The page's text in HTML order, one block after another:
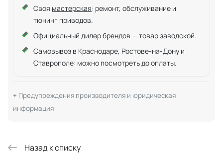
Своя мастерская: ремонт, обслуживание и
тюнинг приводов.
Официальный дилер брендов — товар заводской.
Самовывоз в Краснодаре, Ростове-на-Дону и
Ставрополе: можно посмотреть до оплаты.
Предупреждения производителя и юридическая
информация
Назад к списку